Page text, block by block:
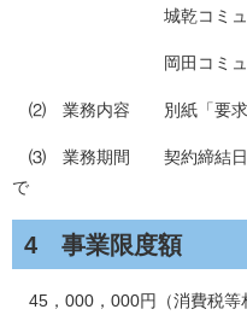
城乾コミュニテ
岡田コミュニテ
⑵ 業務内容 別紙「要求
⑶ 業務期間 契約締結日か
で
4 事業限度額
45，000，000円（消費税等